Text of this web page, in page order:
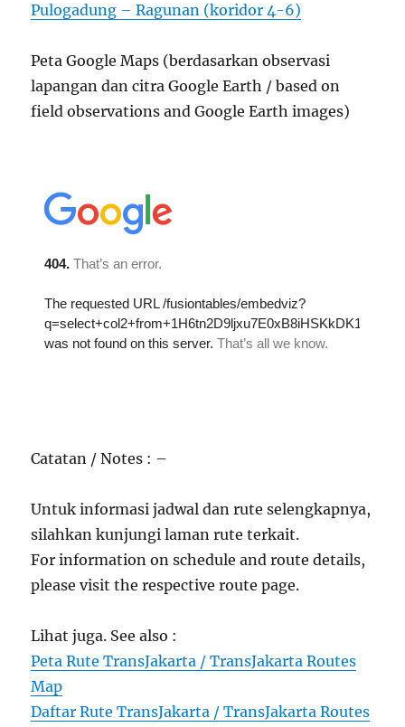
Pulogadung – Ragunan (koridor 4-6)
Peta Google Maps (berdasarkan observasi
lapangan dan citra Google Earth / based on
field observations and Google Earth images)
Catatan / Notes : –
Untuk informasi jadwal dan rute selengkapnya,
silahkan kunjungi laman rute terkait.
For information on schedule and route details,
please visit the respective route page.
Lihat juga. See also :
Peta Rute TransJakarta / TransJakarta Routes
Map
Daftar Rute TransJakarta / TransJakarta Routes